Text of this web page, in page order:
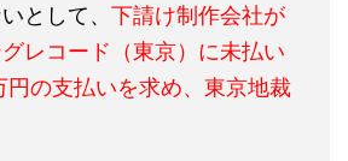
として、 下請け制作会社が
レコード（東京）に未払い
の支払いを求め、東京地裁